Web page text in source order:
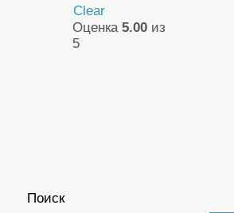
Поиск
Clear
Оценка5.00 из
5